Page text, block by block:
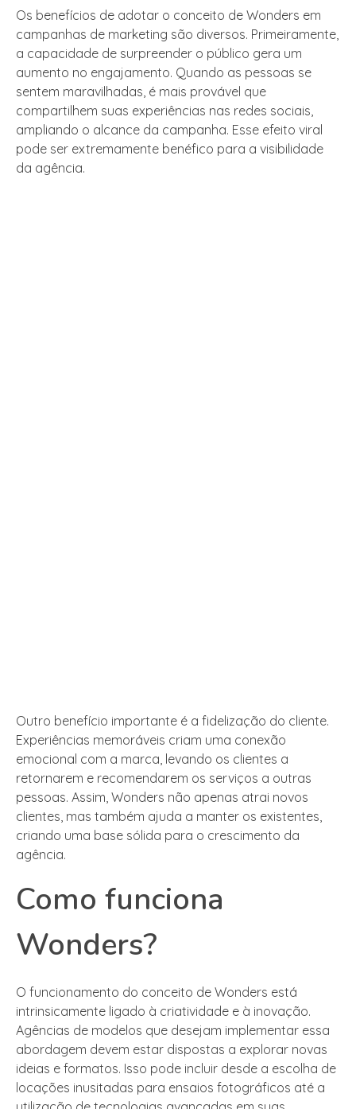
Os benefícios de adotar o conceito de Wonders em
campanhas de marketing são diversos. Primeiramente,
a capacidade de surpreender o público gera um
aumento no engajamento. Quando as pessoas se
sentem maravilhadas, é mais provável que
compartilhem suas experiências nas redes sociais,
ampliando o alcance da campanha. Esse efeito viral
pode ser extremamente benéfico para a visibilidade
da agência.
Outro benefício importante é a fidelização do cliente.
Experiências memoráveis criam uma conexão
emocional com a marca, levando os clientes a
retornarem e recomendarem os serviços a outras
pessoas. Assim, Wonders não apenas atrai novos
clientes, mas também ajuda a manter os existentes,
criando uma base sólida para o crescimento da
agência.
Como funciona
Wonders?
O funcionamento do conceito de Wonders está
intrinsicamente ligado à criatividade e à inovação.
Agências de modelos que desejam implementar essa
abordagem devem estar dispostas a explorar novas
ideias e formatos. Isso pode incluir desde a escolha de
locações inusitadas para ensaios fotográficos até a